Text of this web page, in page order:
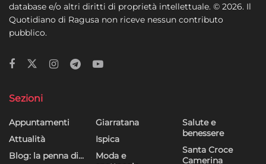
database e/o altri diritti di proprietà intellettuale. © 2026. Il
Quotidiano di Ragusa non riceve nessun contributo
pubblico.
Sezioni
Appuntamenti
Attualità
Blog: la penna di…
Giarratana
Ispica
Moda e
Salute e
benessere
Santa Croce
Camerina